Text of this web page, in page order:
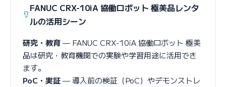
FANUC CRX-10iA 協働ロボット 極美品レンタ
ルの活用シーン
研究・教育— FANUC CRX-10iA 協働ロボット 極美
品は研究・教育機関での実験や学習用途に活用でき
ます。
PoC・実証— 導入前の検証（PoC）やデモンストレ